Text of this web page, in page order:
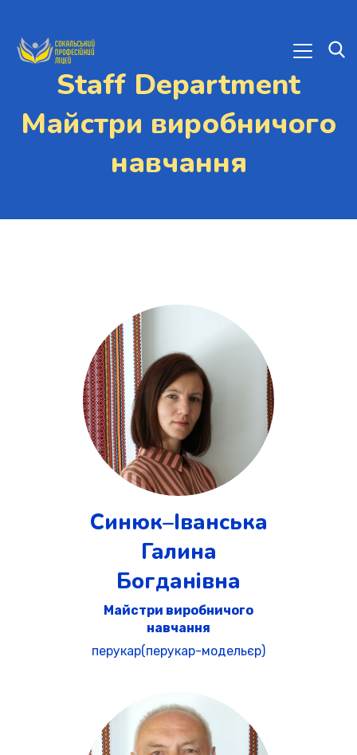
Staff Department
Майстри виробничого
навчання
Синюк–Іванська
Галина
Богданівна
Майстри виробничого
навчання
перукар(перукар-модельєр)